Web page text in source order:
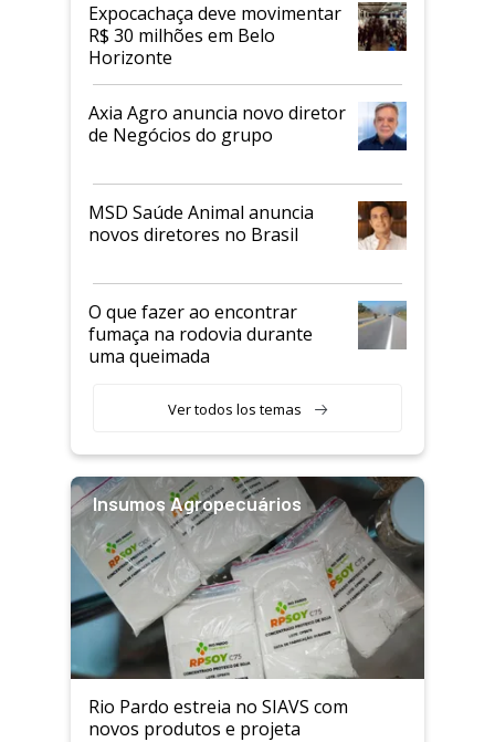
Expocachaça deve movimentar
R$ 30 milhões em Belo
Horizonte
Axia Agro anuncia novo diretor
de Negócios do grupo
MSD Saúde Animal anuncia
novos diretores no Brasil
O que fazer ao encontrar
fumaça na rodovia durante
uma queimada
Ver todos los temas
Insumos Agropecuários
Rio Pardo estreia no SIAVS com
novos produtos e projeta